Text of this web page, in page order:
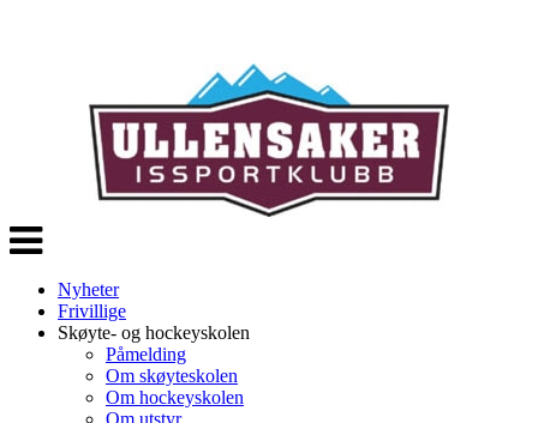
Veksle
navigasjon
Nyheter
Frivillige
Skøyte- og hockeyskolen
Påmelding
Om skøyteskolen
Om hockeyskolen
Om utstyr